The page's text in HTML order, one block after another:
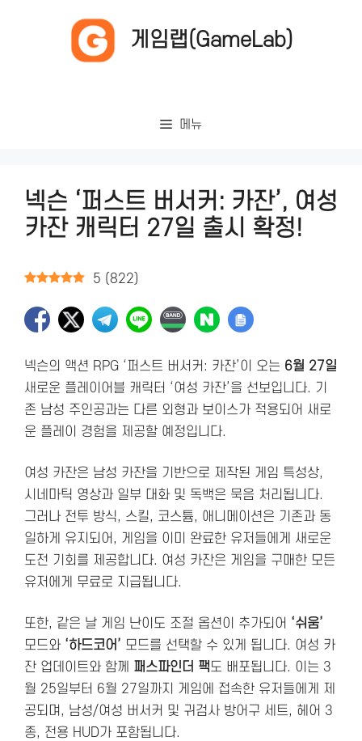
게임랩(GameLab)
메뉴
넥슨 ‘퍼스트 버서커: 카잔’, 여성
카잔 캐릭터 27일 출시 확정!
5 (822)
넥슨의 액션 RPG ‘퍼스트 버서커: 카잔’이 오는 6월 27일
새로운 플레이어블 캐릭터 ‘여성 카잔’을 선보입니다. 기
존 남성 주인공과는 다른 외형과 보이스가 적용되어 새로
운 플레이 경험을 제공할 예정입니다.
여성 카잔은 남성 카잔을 기반으로 제작된 게임 특성상,
시네마틱 영상과 일부 대화 및 독백은 묵음 처리됩니다.
그러나 전투 방식, 스킬, 코스튬, 애니메이션은 기존과 동
일하게 유지되어, 게임을 이미 완료한 유저들에게 새로운
도전 기회를 제공합니다. 여성 카잔은 게임을 구매한 모든
유저에게 무료로 지급됩니다.
또한, 같은 날 게임 난이도 조절 옵션이 추가되어 ‘쉬움’
모드와 ‘하드코어’ 모드를 선택할 수 있게 됩니다. 여성 카
잔 업데이트와 함께 패스파인더 팩도 배포됩니다. 이는 3
월 25일부터 6월 27일까지 게임에 접속한 유저들에게 제
공되며, 남성/여성 버서커 및 귀검사 방어구 세트, 헤어 3
종, 전용 HUD가 포함됩니다.